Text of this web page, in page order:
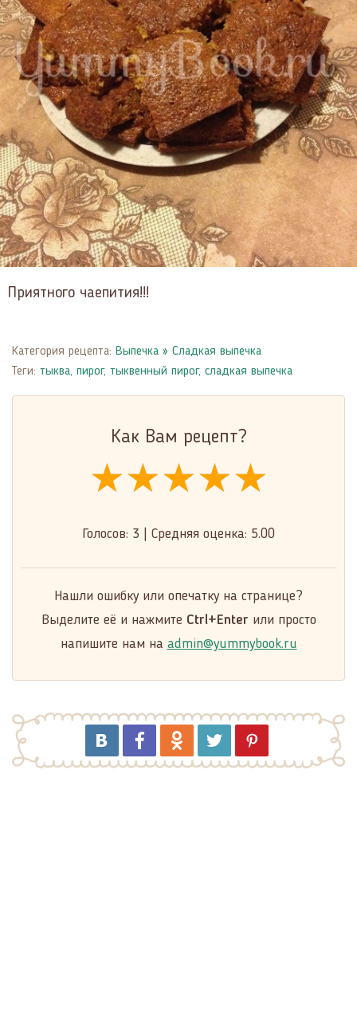
Приятного чаепития!!!
Категория рецепта: Выпечка » Сладкая выпечка
Теги: тыква, пирог, тыквенный пирог, сладкая выпечка
Как Вам рецепт?
★★★★★
★★★★★
★★★★★
Голосов: 3 Средняя оценка: 5.00
Нашли ошибку или опечатку на странице?
Выделите её и нажмите Ctrl+Enter или просто
напишите нам на admin@yummybook.ru